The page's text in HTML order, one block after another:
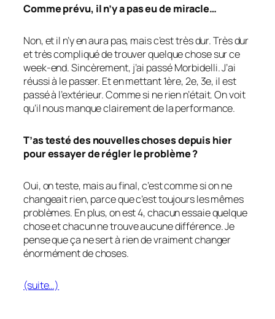
Comme prévu, il n’y a pas eu de miracle…
Non, et il n’y en aura pas, mais c’est très dur. Très dur
et très compliqué de trouver quelque chose sur ce
week-end. Sincèrement, j’ai passé Morbidelli. J’ai
réussi à le passer. Et en mettant 1ère, 2e, 3e, il est
passé à l’extérieur. Comme si ne rien n’était. On voit
qu’il nous manque clairement de la performance.
T’as testé des nouvelles choses depuis hier
pour essayer de régler le problème ?
Oui, on teste, mais au final, c’est comme si on ne
changeait rien, parce que c’est toujours les mêmes
problèmes. En plus, on est 4, chacun essaie quelque
chose et chacun ne trouve aucune différence. Je
pense que ça ne sert à rien de vraiment changer
énormément de choses.
(suite…)